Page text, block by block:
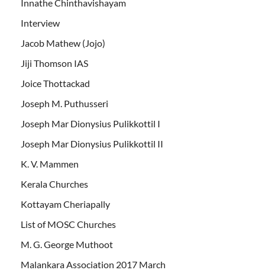
Innathe Chinthavishayam
Interview
Jacob Mathew (Jojo)
Jiji Thomson IAS
Joice Thottackad
Joseph M. Puthusseri
Joseph Mar Dionysius Pulikkottil I
Joseph Mar Dionysius Pulikkottil II
K. V. Mammen
Kerala Churches
Kottayam Cheriapally
List of MOSC Churches
M. G. George Muthoot
Malankara Association 2017 March